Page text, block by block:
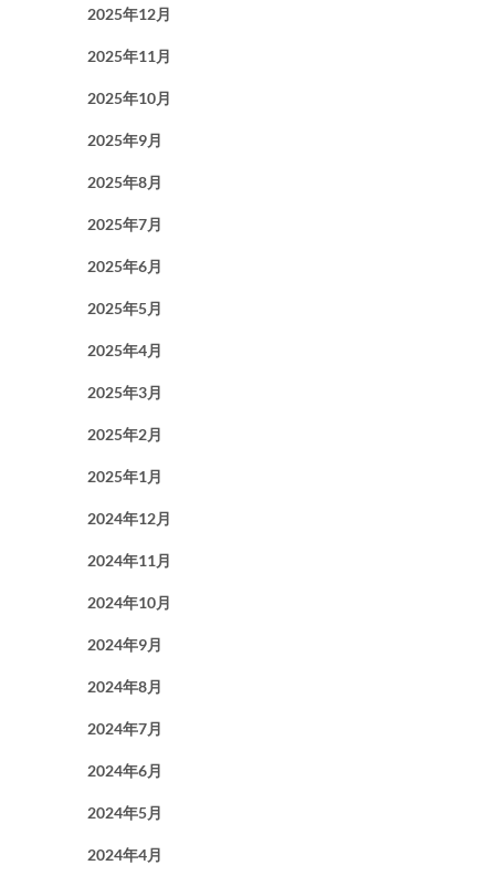
2025年12月
2025年11月
2025年10月
2025年9月
2025年8月
2025年7月
2025年6月
2025年5月
2025年4月
2025年3月
2025年2月
2025年1月
2024年12月
2024年11月
2024年10月
2024年9月
2024年8月
2024年7月
2024年6月
2024年5月
2024年4月